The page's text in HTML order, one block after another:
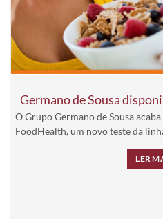
Germano de Sousa
O Grupo Germano de Sousa
FoodHealth, um novo teste da
LER